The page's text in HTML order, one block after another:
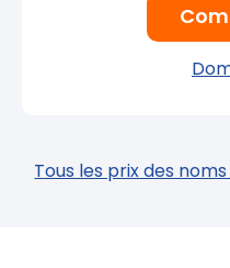
Tous les prix des